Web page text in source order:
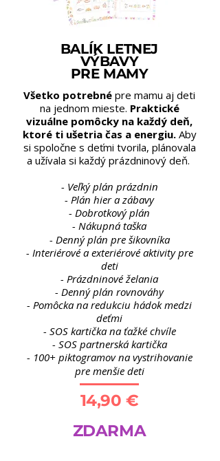
BALÍK LETNEJ
VÝBAVY
PRE MAMY
Všetko potrebné pre mamu aj deti
na jednom mieste. Praktické
vizuálne pomôcky na každý deň,
ktoré ti ušetria čas a energiu.Aby
si spoločne s deťmi tvorila, plánovala
a užívala si každý prázdninový deň.
- Veľký plán prázdnin
- Plán hier a zábavy
- Dobrotkový plán
- Nákupná taška
- Denný plán pre šikovníka
- Interiérové a exteriérové aktivity pre
deti
- Prázdninové želania
- Denný plán rovnováhy
- Pomôcka na redukciu hádok medzi
deťmi
- SOS kartička na ťažké chvíle
- SOS partnerská kartička
- 100+ piktogramov na vystrihovanie
pre menšie deti
14,90 €
ZDARMA